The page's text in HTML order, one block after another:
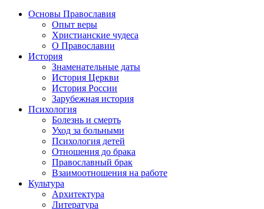
Основы Православия
Опыт веры
Христианские чудеса
О Православии
История
Знаменательные даты
История Церкви
История России
Зарубежная история
Психология
Болезнь и смерть
Уход за больными
Психология детей
Отношения до брака
Православный брак
Взаимоотношения на работе
Культура
Архитектура
Литература